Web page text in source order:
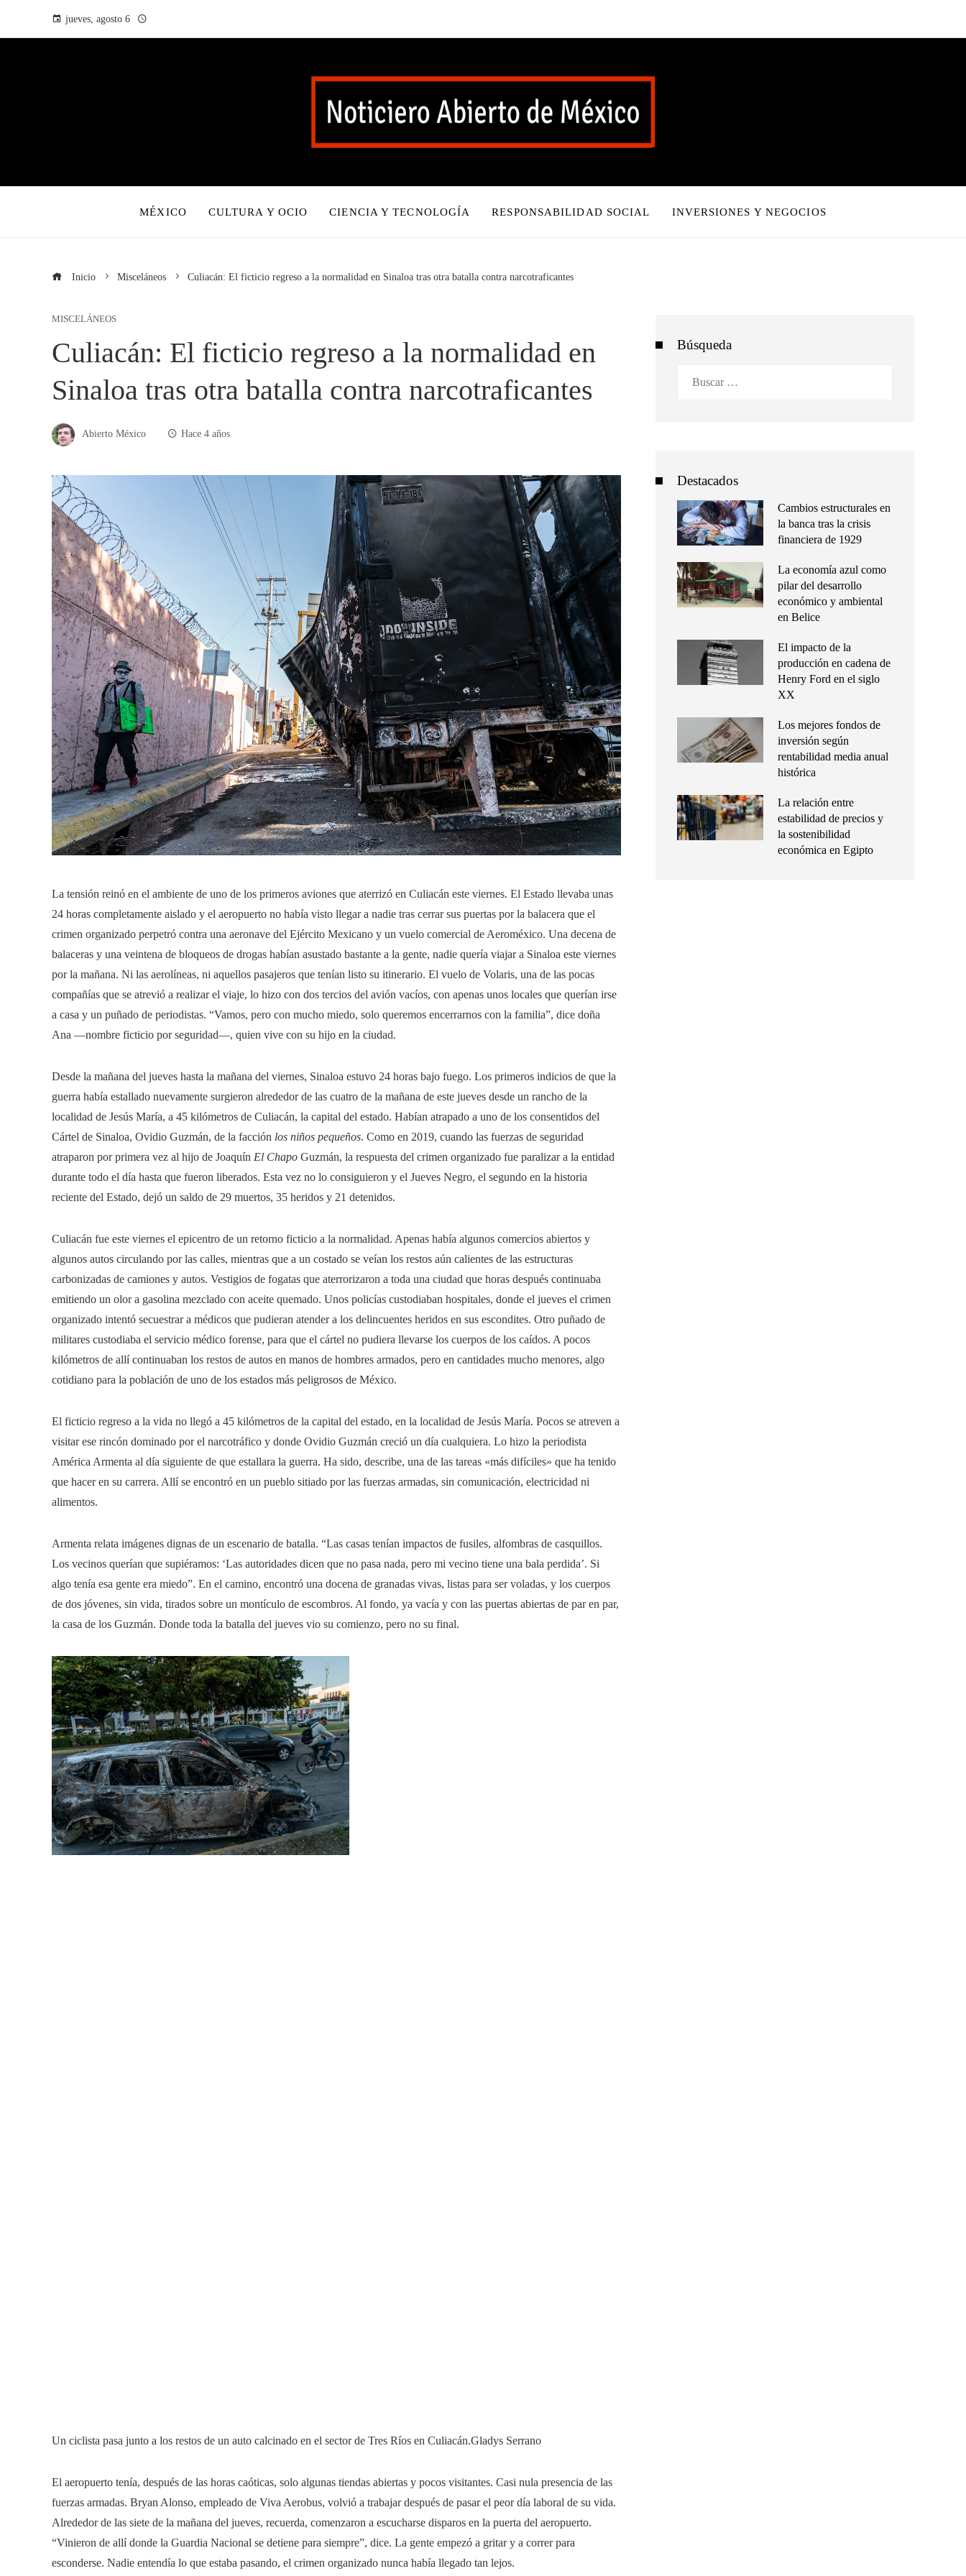
jueves, agosto 6
MÉXICO CULTURA Y OCIO CIENCIA Y TECNOLOGÍA RESPONSABILIDAD SOCIAL INVERSIONES Y NEGOCIOS
Inicio Misceláneos Culiacán: El ficticio regreso a la normalidad en Sinaloa tras otra batalla contra narcotraficantes
MISCELÁNEOS
Culiacán: El ficticio regreso a la normalidad en
Sinaloa tras otra batalla contra narcotraficantes
Abierto México Hace 4 años
La tensión reinó en el ambiente de uno de los primeros aviones que aterrizó en Culiacán este viernes. El Estado llevaba unas
24 horas completamente aislado y el aeropuerto no había visto llegar a nadie tras cerrar sus puertas por la balacera que el
crimen organizado perpetró contra una aeronave del Ejército Mexicano y un vuelo comercial de Aeroméxico. Una decena de
balaceras y una veintena de bloqueos de drogas habían asustado bastante a la gente, nadie quería viajar a Sinaloa este viernes
por la mañana. Ni las aerolíneas, ni aquellos pasajeros que tenían listo su itinerario. El vuelo de Volaris, una de las pocas
compañías que se atrevió a realizar el viaje, lo hizo con dos tercios del avión vacíos, con apenas unos locales que querían irse
a casa y un puñado de periodistas. “Vamos, pero con mucho miedo, solo queremos encerrarnos con la familia”, dice doña
Ana —nombre ficticio por seguridad—, quien vive con su hijo en la ciudad.
Desde la mañana del jueves hasta la mañana del viernes, Sinaloa estuvo 24 horas bajo fuego. Los primeros indicios de que la
guerra había estallado nuevamente surgieron alrededor de las cuatro de la mañana de este jueves desde un rancho de la
localidad de Jesús María, a 45 kilómetros de Culiacán, la capital del estado. Habían atrapado a uno de los consentidos del
Cártel de Sinaloa, Ovidio Guzmán, de la facción los niños pequeños. Como en 2019, cuando las fuerzas de seguridad
atraparon por primera vez al hijo de Joaquín El Chapo Guzmán, la respuesta del crimen organizado fue paralizar a la entidad
durante todo el día hasta que fueron liberados. Esta vez no lo consiguieron y el Jueves Negro, el segundo en la historia
reciente del Estado, dejó un saldo de 29 muertos, 35 heridos y 21 detenidos.
Culiacán fue este viernes el epicentro de un retorno ficticio a la normalidad. Apenas había algunos comercios abiertos y
algunos autos circulando por las calles, mientras que a un costado se veían los restos aún calientes de las estructuras
carbonizadas de camiones y autos. Vestigios de fogatas que aterrorizaron a toda una ciudad que horas después continuaba
emitiendo un olor a gasolina mezclado con aceite quemado. Unos policías custodiaban hospitales, donde el jueves el crimen
organizado intentó secuestrar a médicos que pudieran atender a los delincuentes heridos en sus escondites. Otro puñado de
militares custodiaba el servicio médico forense, para que el cártel no pudiera llevarse los cuerpos de los caídos. A pocos
kilómetros de allí continuaban los restos de autos en manos de hombres armados, pero en cantidades mucho menores, algo
cotidiano para la población de uno de los estados más peligrosos de México.
El ficticio regreso a la vida no llegó a 45 kilómetros de la capital del estado, en la localidad de Jesús María. Pocos se atreven a
visitar ese rincón dominado por el narcotráfico y donde Ovidio Guzmán creció un día cualquiera. Lo hizo la periodista
América Armenta al día siguiente de que estallara la guerra. Ha sido, describe, una de las tareas «más difíciles» que ha tenido
que hacer en su carrera. Allí se encontró en un pueblo sitiado por las fuerzas armadas, sin comunicación, electricidad ni
alimentos.
Armenta relata imágenes dignas de un escenario de batalla. “Las casas tenían impactos de fusiles, alfombras de casquillos.
Los vecinos querían que supiéramos: ‘Las autoridades dicen que no pasa nada, pero mi vecino tiene una bala perdida’. Si
algo tenía esa gente era miedo”. En el camino, encontró una docena de granadas vivas, listas para ser voladas, y los cuerpos
de dos jóvenes, sin vida, tirados sobre un montículo de escombros. Al fondo, ya vacía y con las puertas abiertas de par en par,
la casa de los Guzmán. Donde toda la batalla del jueves vio su comienzo, pero no su final.
Un ciclista pasa junto a los restos de un auto calcinado en el sector de Tres Ríos en Culiacán.Gladys Serrano
El aeropuerto tenía, después de las horas caóticas, solo algunas tiendas abiertas y pocos visitantes. Casi nula presencia de las
fuerzas armadas. Bryan Alonso, empleado de Viva Aerobus, volvió a trabajar después de pasar el peor día laboral de su vida.
Alrededor de las siete de la mañana del jueves, recuerda, comenzaron a escucharse disparos en la puerta del aeropuerto.
“Vinieron de allí donde la Guardia Nacional se detiene para siempre”, dice. La gente empezó a gritar y a correr para
esconderse. Nadie entendía lo que estaba pasando, el crimen organizado nunca había llegado tan lejos.
Búsqueda
Destacados
Cambios estructurales en
la banca tras la crisis
financiera de 1929
La economía azul como
pilar del desarrollo
económico y ambiental
en Belice
El impacto de la
producción en cadena de
Henry Ford en el siglo
XX
Los mejores fondos de
inversión según
rentabilidad media anual
histórica
La relación entre
estabilidad de precios y
la sostenibilidad
económica en Egipto